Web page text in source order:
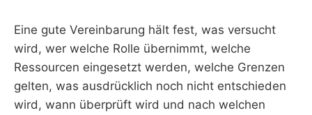
Eine gute Vereinbarung hält fest, was versucht
wird, wer welche Rolle übernimmt, welche
Ressourcen eingesetzt werden, welche Grenzen
gelten, was ausdrücklich noch nicht entschieden
wird, wann überprüft wird und nach welchen